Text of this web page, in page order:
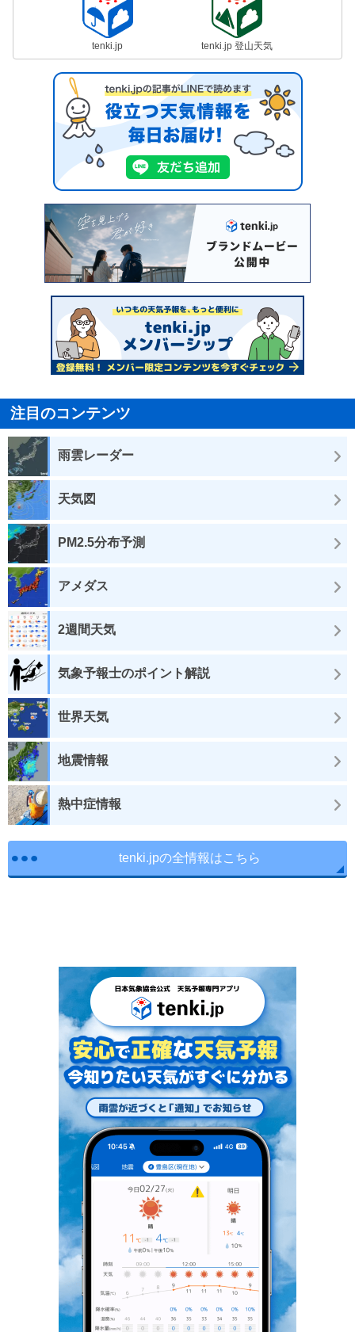
tenki.jp tenki.jp 登山天気
注目のコンテンツ
雨雲レーダー
天気図
PM2.5分布予測
アメダス
2週間天気
気象予報士のポイント解説
世界天気
地震情報
熱中症情報
tenki.jpの全情報はこちら